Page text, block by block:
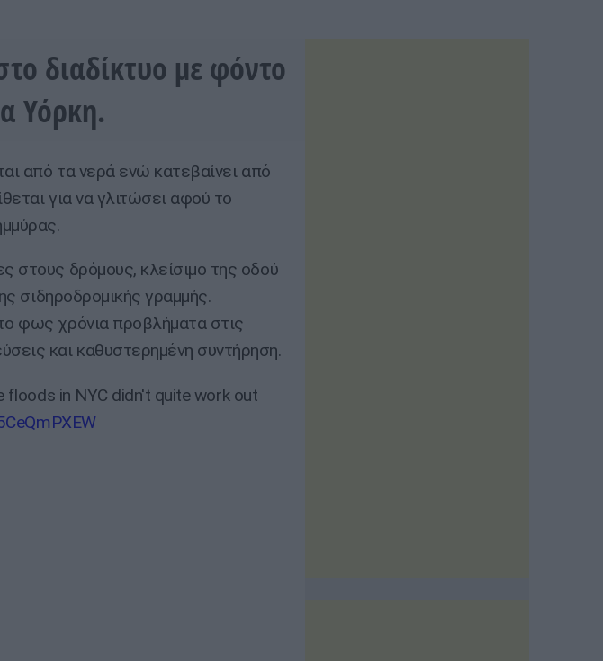
διαδίκτυο με φόντο
Υόρκη.
από τα νερά ενώ κατεβαίνει από
για να γλιτώσει αφού το
στους δρόμους, κλείσιμο της οδού
σιδηροδρομικής γραμμής.
φως χρόνια προβλήματα στις
και καθυστερημένη συντήρηση.
in NYC didn't quite work out